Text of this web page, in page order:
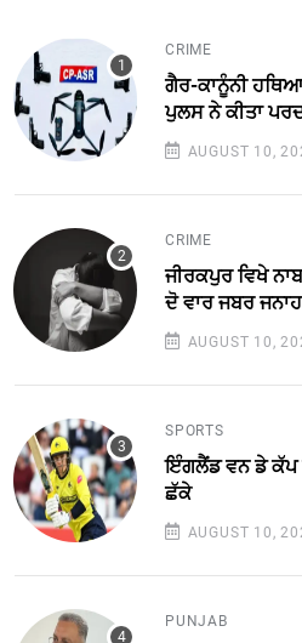
CRIME
ਗੈਰ-ਕਾਨੂੰਨੀ
ਪੁਲਸ ਨੇ ਕੀਤਾ
AUGUST 10,
CRIME
ਜੀਰਕਪੁਰ ਵਿਖੇ
ਦੋ ਵਾਰ ਜਬਰ ਜਨਾਹ
AUGUST 10,
SPORTS
ਇੰਗਲੈਂਡ ਵਨ ਡੇ ਕੱਪ
ਛੱਕੇ
AUGUST 10,
PUNJAB